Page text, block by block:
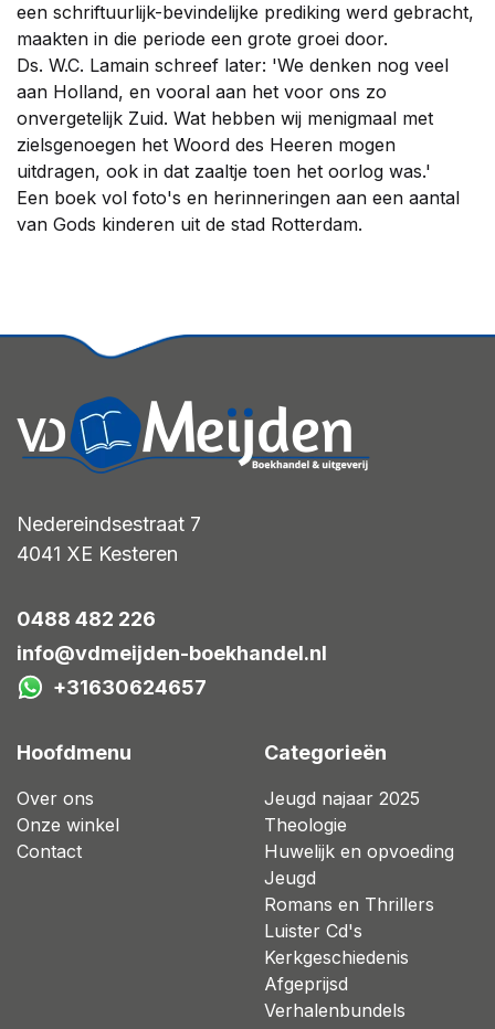
een schriftuurlijk-bevindelijke prediking werd gebracht,
maakten in die periode een grote groei door.
Ds. W.C. Lamain schreef later: 'We denken nog veel
aan Holland, en vooral aan het voor ons zo
onvergetelijk Zuid. Wat hebben wij menigmaal met
zielsgenoegen het Woord des Heeren mogen
uitdragen, ook in dat zaaltje toen het oorlog was.'
Een boek vol foto's en herinneringen aan een aantal
van Gods kinderen uit de stad Rotterdam.
Nedereindsestraat 7
4041 XE Kesteren
0488 482 226
info@vdmeijden-boekhandel.nl
+31630624657
Hoofdmenu
Over ons
Onze winkel
Contact
Categorieën
Jeugd najaar 2025
Theologie
Huwelijk en opvoeding
Jeugd
Romans en Thrillers
Luister Cd's
Kerkgeschiedenis
Afgeprijsd
Verhalenbundels